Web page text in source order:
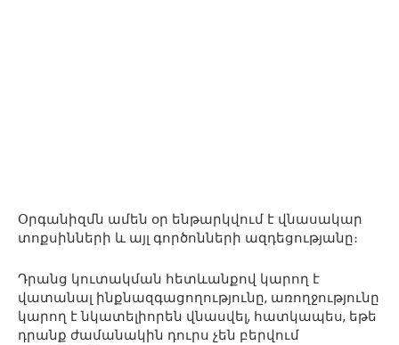
Օրգանիզմն ամեն օր ենթարկվում է վնասակար
տոքսինների և այլ գործոնների ազդեցությանը։
Դրանց կուտակման հետևանքով կարող է
վատանալ ինքնազգացողությունը, առողջությունը
կարող է նկատելիորեն վնասվել, հատկապես, եթե
դրանք ժամանակին դուրս չեն բերվում